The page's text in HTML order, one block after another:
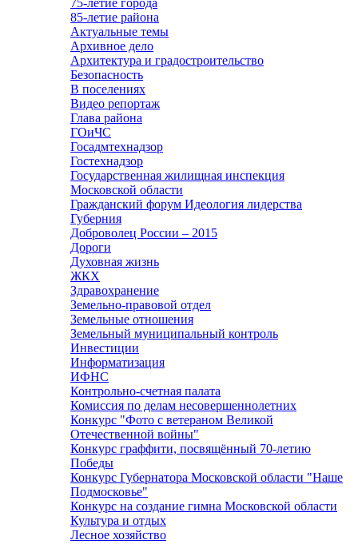
75-летие города
85-летие района
Актуальные темы
Архивное дело
Архитектура и градостроительство
Безопасность
В поселениях
Видео репортаж
Глава района
ГОиЧС
Госадмтехнадзор
Гостехнадзор
Государственная жилищная инспекция
Московской области
Гражданский форум Идеология лидерства
Губерния
Доброволец России – 2015
Дороги
Духовная жизнь
ЖКХ
Здравохранение
Земельно-правовой отдел
Земельные отношения
Земельный муниципальный контроль
Инвестиции
Информатизация
ИФНС
Контрольно-счетная палата
Комиссия по делам несовершеннолетних
Конкурс "Фото с ветераном Великой
Отечественной войны"
Конкурс граффити, посвящённый 70-летию
Победы
Конкурс Губернатора Московской области "Наше
Подмосковье"
Конкурс на создание гимна Московской области
Культура и отдых
Лесное хозяйство